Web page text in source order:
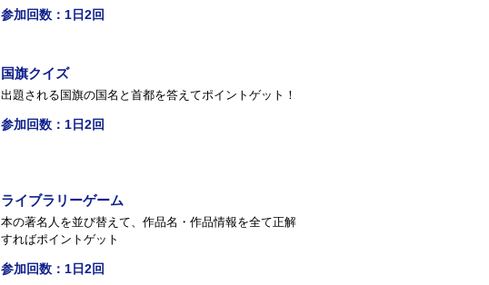
参加回数：1日2回
国旗クイズ
出題される国旗の国名と首都を答えてポイントゲット！
参加回数：1日2回
ライブラリーゲーム
本の著名人を並び替えて、作品名・作品情報を全て正解
すればポイントゲット
参加回数：1日2回